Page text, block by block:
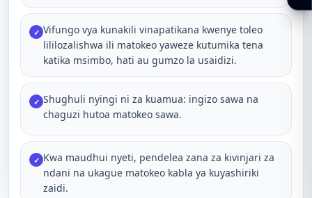
✓ Vifungo vya kunakili vinapatikana kwenye toleo
lililozalishwa ili matokeo yaweze kutumika tena
katika msimbo, hati au gumzo la usaidizi.
✓ Shughuli nyingi ni za kuamua: ingizo sawa na
chaguzi hutoa matokeo sawa.
✓ Kwa maudhui nyeti, pendelea zana za kivinjari za
ndani na ukague matokeo kabla ya kuyashiriki
zaidi.